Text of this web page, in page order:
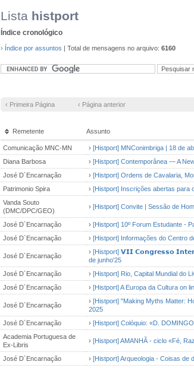
Lista histport
Índice cronológico
› Índice por assuntos | Total de mensagens no arquivo: 6160
‹ Primeira Página ‹ Página anterior
Remetente Assunto
Comunicação MNC-MN › [Histport] MNConimbriga | 18 de
Diana Barbosa
› [Histport] Contemporânea — A
José D´Encarnação
› [Histport] Ordens de Cavalaria,
Patrimonio Spira
› [Histport] Inscrições abertas para
Vanda Souto
(DMC/DPC/GEO)
› [Histport] Convite | Sessão de
José D´Encarnação › [Histport] 10º Forum Estudante -
José D´Encarnação
› [Histport] Informações do Centro
José D´Encarnação
› [Histport] 𝗩𝗜𝗜 𝗖𝗼𝗻𝗴𝗿𝗲𝘀𝘀𝗼
de junho'25
José D´Encarnação › [Histport] Rio, Capital Mundial do
José D´Encarnação
› [Histport] A Europa da Cultura on
José D´Encarnação
› [Histport] "Making Myths Matter:
2025
José D´Encarnação › [Histport] Colóquio: «D.
Academia Portuguesa de
Ex-Libris
› [Histport] AMANHÃ - ciclo «Fé,
José D´Encarnação › [Histport] Arqueologia - Coisas de